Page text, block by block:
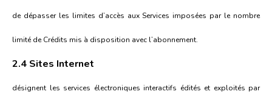
de dépasser les limites d’accès aux Services imposées par le nombre
limité de Crédits mis à disposition avec l’abonnement.
2.4 Sites Internet
désignent les services électroniques interactifs édités et exploités par